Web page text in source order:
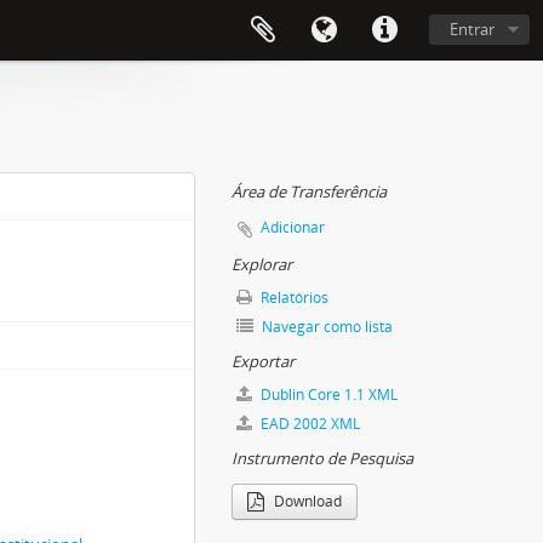
Entrar
Área de Transferência
Adicionar
Explorar
Relatórios
Navegar como lista
Exportar
Dublin Core 1.1 XML
EAD 2002 XML
Instrumento de Pesquisa
Download